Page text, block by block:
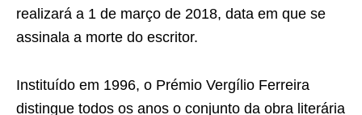
realizará a 1 de março de 2018, data em que se
assinala a morte do escritor.
Instituído em 1996, o Prémio Vergílio Ferreira
distingue todos os anos o conjunto da obra literária